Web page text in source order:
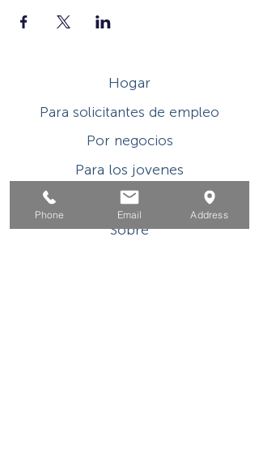
Hogar
Para solicitantes de empleo
Por negocios
Para los jovenes
Eventos
Sobre
Phone Email Address